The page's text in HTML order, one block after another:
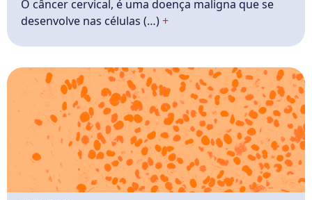
O câncer cervical, é uma doença maligna que se
desenvolve nas células (…)+